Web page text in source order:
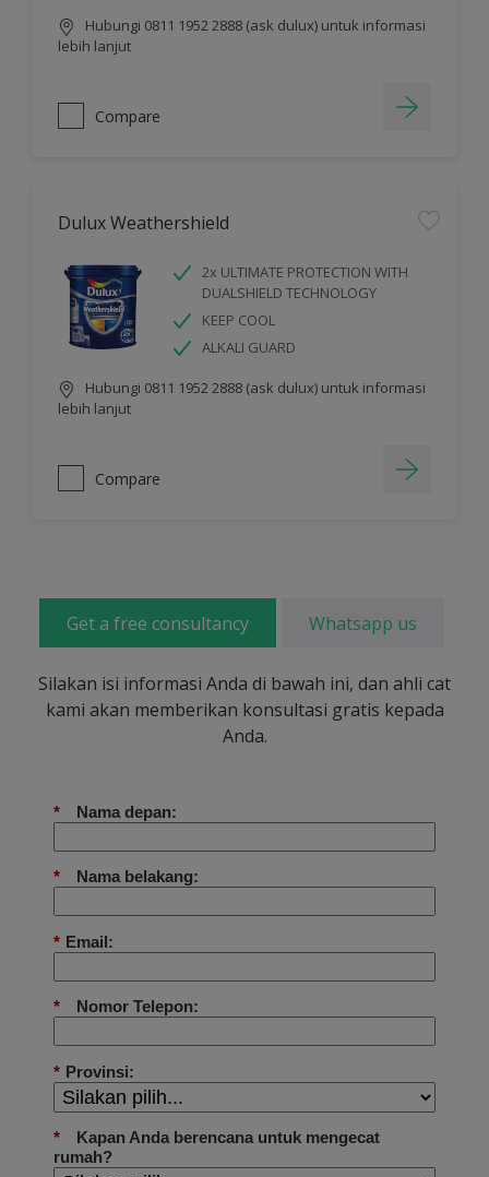
Hubungi 0811 1952 2888 (ask dulux) untuk informasi
lebih lanjut
Compare
Dulux Weathershield
2x ULTIMATE PROTECTION WITH
DUALSHIELD TECHNOLOGY
KEEP COOL
ALKALI GUARD
Hubungi 0811 1952 2888 (ask dulux) untuk informasi
lebih lanjut
Compare
Get a free consultancy Whatsapp us
Silakan isi informasi Anda di bawah ini, dan ahli cat
kami akan memberikan konsultasi gratis kepada
Anda.